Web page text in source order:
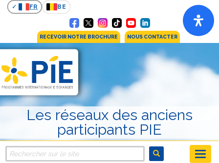
FR BE
RECEVOIR NOTRE BROCHURE NOUS CONTACTER
Les réseaux des anciens
participants PIE